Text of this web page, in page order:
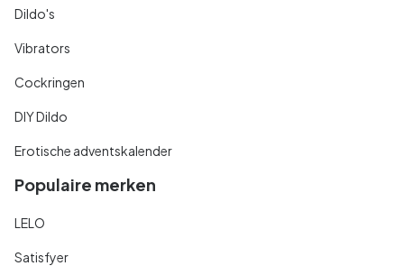
Dildo's
Vibrators
Cockringen
DIY Dildo
Erotische adventskalender
Populaire merken
LELO
Satisfyer